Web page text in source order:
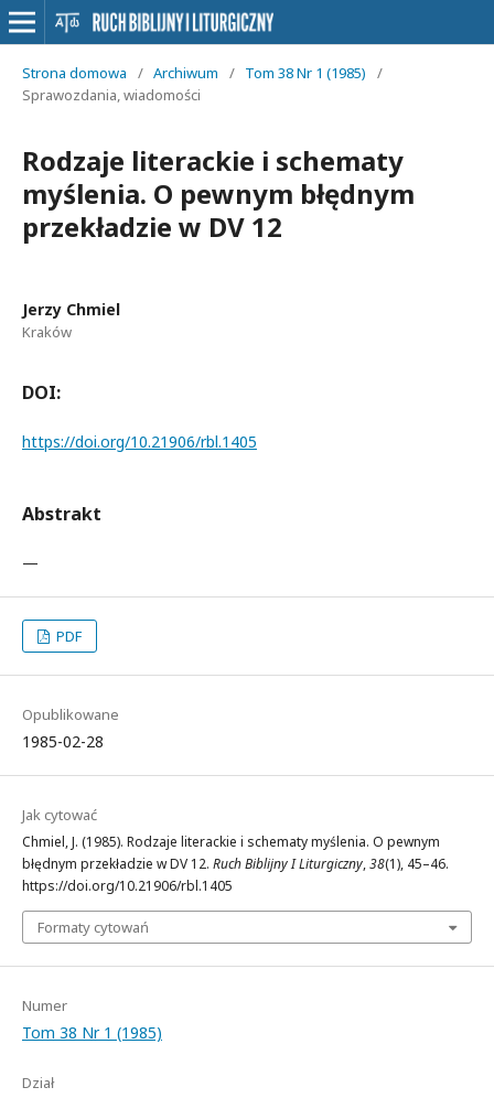
Strona domowa / Archiwum / Tom 38 Nr 1 (1985)
/
Sprawozdania, wiadomości
Rodzaje literackie i schematy
myślenia. O pewnym błędnym
przekładzie w DV 12
Jerzy Chmiel
Kraków
DOI:
https://doi.org/10.21906/rbl.1405
Abstrakt
—
PDF
Opublikowane
1985-02-28
Jak cytować
Chmiel, J. (1985). Rodzaje literackie i schematy myślenia. O pewnym
błędnym przekładzie w DV 12. Ruch Biblijny I Liturgiczny,38(1), 45–46.
https://doi.org/10.21906/rbl.1405
Formaty cytowań
Numer
Tom 38 Nr 1 (1985)
Dział